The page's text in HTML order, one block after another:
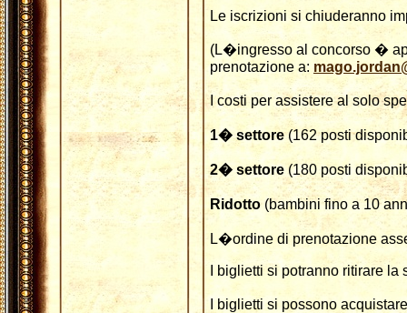
Le iscrizioni si chiuderanno
(L�ingresso al concorso �
prenotazione a:
I costi per assistere al solo
1� settore(162 posti
2� settore(180 posti
Ridotto (bambini fino a 10
L�ordine di prenotazione
I biglietti si potranno ritirare
I biglietti si possono